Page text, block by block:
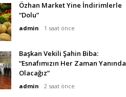
Özhan Market Yine İndirimlerle
“Dolu”
admin 1 saat önce
Başkan Vekili Şahin Biba:
“Esnafımızın Her Zaman Yanında
Olacağız”
admin 2 saat önce